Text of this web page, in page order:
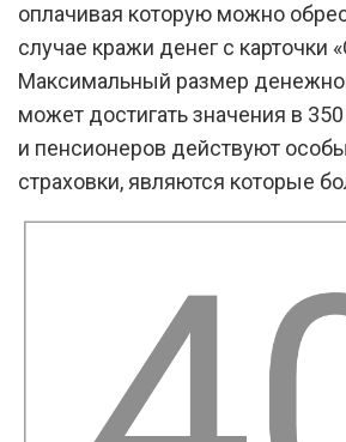
оплачивая которую можно
случае кражи денег с карточки
Максимальный размер
может достигать значения в
и пенсионеров действуют
страховки, являются которые